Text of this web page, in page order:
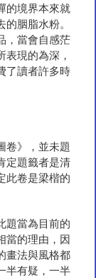
的境界本來就
胭脂水粉。
，當會自感茫
現的為深，
了讀者許多時
卷》，並未題
定題籤者是清
此卷是梁楷的
題當為目前的
當的理由，因
畫法與風格都
半有疑，一半